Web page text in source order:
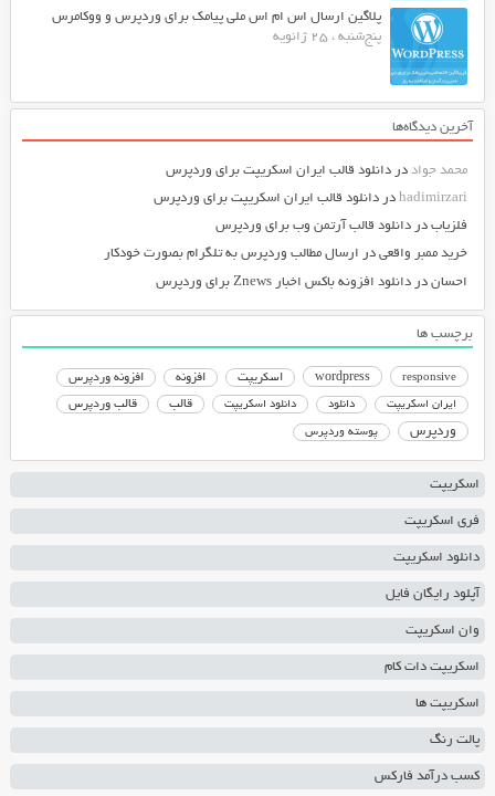
پلاگین ارسال اس ام اس ملی پیامک برای وردپرس و ووکامرس
پنج‌شنبه ، 25 ژانویه
آخرین دیدگاه‌ها
محمد جواددر دانلود قالب ایران اسکریپت برای وردپرس
hadimirzariدر دانلود قالب ایران اسکریپت برای وردپرس
فلزیابدر دانلود قالب آرتمن وب برای وردپرس
خرید ممبر واقعیدر ارسال مطالب وردپرس به تلگرام بصورت خودکار
احساندر دانلود افزونه باکس اخبار Znews برای وردپرس
برچسب ها
responsive
wordpress اسکریپت افزونه افزونه وردپرس
ایران اسکریپت دانلود دانلود اسکریپت قالب قالب وردپرس
وردپرس پوسته وردپرس
اسکریپت
فری اسکریپت
دانلود اسکریپت
آپلود رایگان فایل
وان اسکریپت
اسکریپت دات کام
اسکریپت ها
پالت رنگ
کسب درآمد فارکس